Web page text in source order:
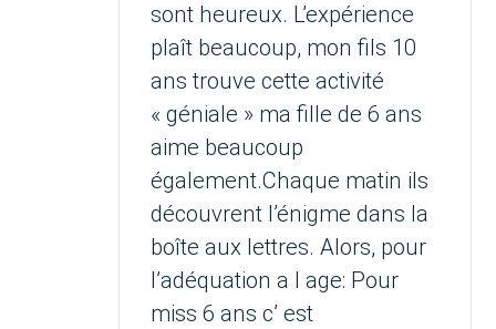
sont heureux. L’expérience
plaît beaucoup, mon fils 10
ans trouve cette activité
« géniale » ma fille de 6 ans
aime beaucoup
également.Chaque matin ils
découvrent l’énigme dans la
boîte aux lettres. Alors, pour
l’adéquation a l age: Pour
miss 6 ans c’ est